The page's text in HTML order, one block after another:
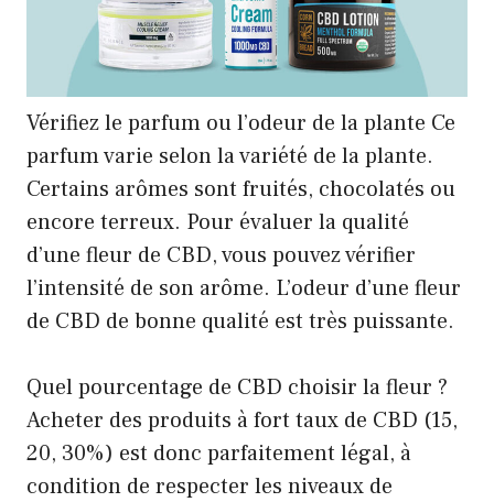
Vérifiez le parfum ou l’odeur de la plante Ce
parfum varie selon la variété de la plante.
Certains arômes sont fruités, chocolatés ou
encore terreux. Pour évaluer la qualité
d’une fleur de CBD, vous pouvez vérifier
l’intensité de son arôme. L’odeur d’une fleur
de CBD de bonne qualité est très puissante.
Quel pourcentage de CBD choisir la fleur ?
Acheter des produits à fort taux de CBD (15,
20, 30%) est donc parfaitement légal, à
condition de respecter les niveaux de